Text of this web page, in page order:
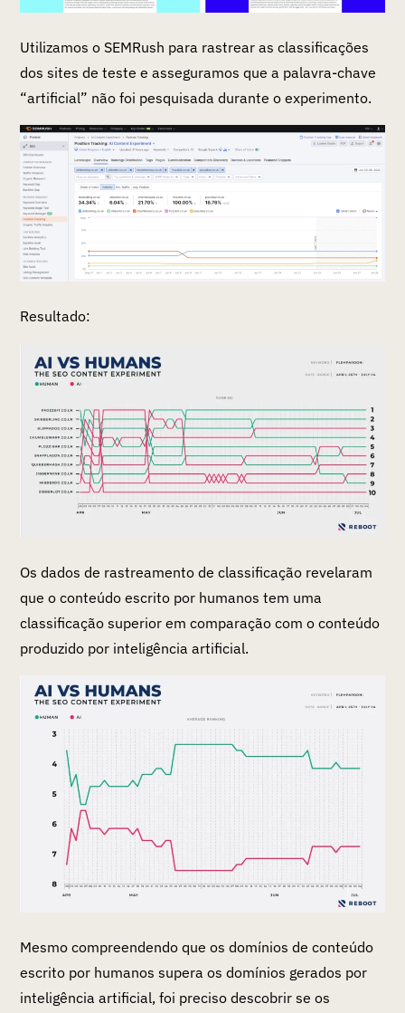
Utilizamos o SEMRush para rastrear as classificações
dos sites de teste e asseguramos que a palavra-chave
“artificial” não foi pesquisada durante o experimento.
Resultado:
Os dados de rastreamento de classificação revelaram
que o conteúdo escrito por humanos tem uma
classificação superior em comparação com o conteúdo
produzido por inteligência artificial.
Mesmo compreendendo que os domínios de conteúdo
escrito por humanos supera os domínios gerados por
inteligência artificial, foi preciso descobrir se os